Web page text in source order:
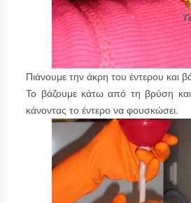
Πιάνουμε την άκρη του έντερου και
Το βάζουμε κάτω από τη βρύση και
κάνοντας το έντερο να φουσκώσει.